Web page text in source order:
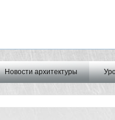
Новости архитектуры